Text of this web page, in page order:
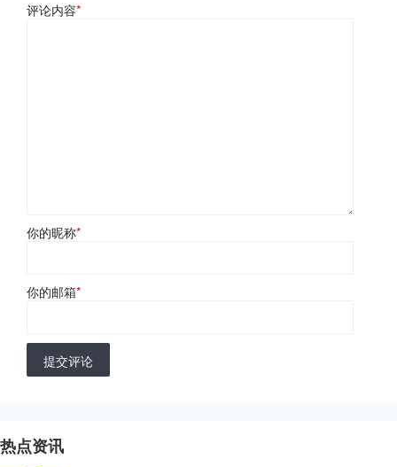
评论内容*
你的昵称*
你的邮箱*
提交评论
热点资讯